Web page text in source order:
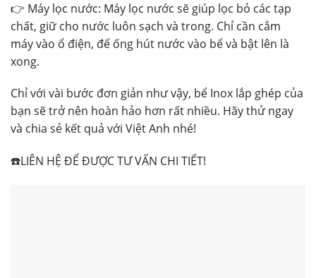
👉 Máy lọc nước: Máy lọc nước sẽ giúp lọc bỏ các tạp
chất, giữ cho nước luôn sạch và trong. Chỉ cần cắm
máy vào ổ điện, để ống hút nước vào bể và bật lên là
xong.
Chỉ với vài bước đơn giản như vậy, bể Inox lắp ghép của
bạn sẽ trở nên hoàn hảo hơn rất nhiều. Hãy thử ngay
và chia sẻ kết quả với Việt Anh nhé!
☎️LIÊN HỆ ĐỂ ĐƯỢC TƯ VẤN CHI TIẾT!